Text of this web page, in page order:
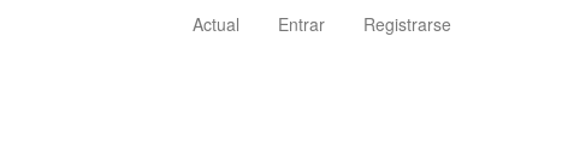
Actual Entrar Registrarse